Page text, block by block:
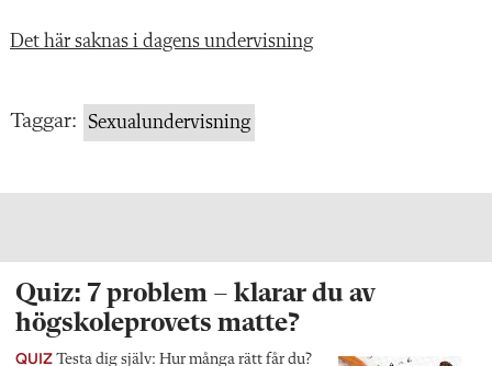
Det här saknas i dagens undervisning
Taggar: Sexualundervisning
Quiz: 7 problem – klarar du av
högskoleprovets matte?
QUIZ Testa dig själv: Hur många rätt får du?